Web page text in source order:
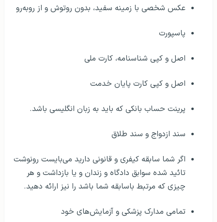
عکس شخصی با زمینه سفید، بدون روتوش و از روبه‌رو
پاسپورت
اصل و کپی شناسنامه، کارت ملی
اصل و کپی کارت پایان خدمت
پرینت حساب بانکی که باید به زبان انگلیسی باشد.
سند ازدواج و سند طلاق
اگر شما سابقه کیفری و قانونی دارید می‌بایست رونوشت
تائید شده سوابق دادگاه و زندان و یا بازداشت و هر
چیزی که مرتبط باسابقه شما باشد را نیز ارائه دهید.
تمامی مدارک پزشکی و آزمایش‌های خود